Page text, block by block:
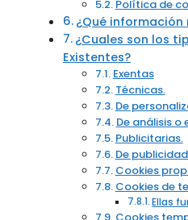
Política de
¿Qué
¿Cuales son los
Existentes?
Exentas
Técnicas.
De
De análisis
Publicitarias.
De
Cookies
Cookies de
Ellas